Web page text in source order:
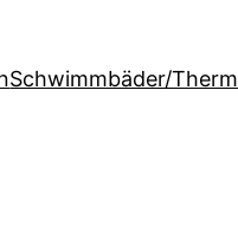
Schwimmbäder/